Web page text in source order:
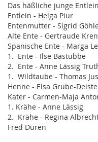
Das häßliche junge Entlein
Entlein - Helga Piur
Entenmutter - Sigrid
Alte Ente - Gertraude
Spanische Ente - Marga
1. Ente - Ilse Bastubbe
2. Ente - Anne Lässig
1. Wildtaube - Thomas
Henne - Elsa Grube-
Kater - Carmen-Maja
1. Krähe - Anne Lässig
2. Krähe - Regina
Fred Düren